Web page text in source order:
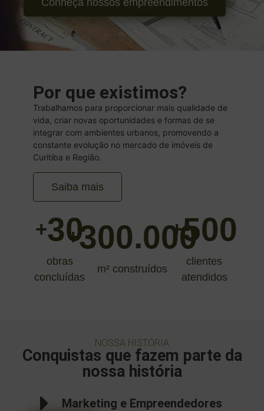
Conheça nossos empreendimentos
Por que existimos?
Trabalhamos para proporcionar mais qualidade de
vida, criar novas oportunidades e formas de se
integrar com ambientes urbanos, promovendo a
constante evolução no mercado de imóveis de
Curitiba e Região.
Saiba mais
+30
obras
concluídas
+300.000
m² construídos
+500
clientes
atendidos
NOSSA HISTÓRIA
Conquistas que fazem parte da
nossa história
Marketing e Empreendedores